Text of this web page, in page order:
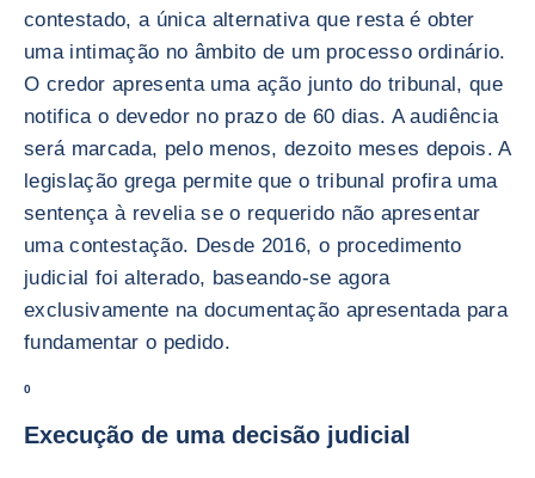
contestado, a única alternativa que resta é obter
uma intimação no âmbito de um processo ordinário.
O credor apresenta uma ação junto do tribunal, que
notifica o devedor no prazo de 60 dias. A audiência
será marcada, pelo menos, dezoito meses depois. A
legislação grega permite que o tribunal profira uma
sentença à revelia se o requerido não apresentar
uma contestação. Desde 2016, o procedimento
judicial foi alterado, baseando-se agora
exclusivamente na documentação apresentada para
fundamentar o pedido.
0
Execução de uma decisão judicial